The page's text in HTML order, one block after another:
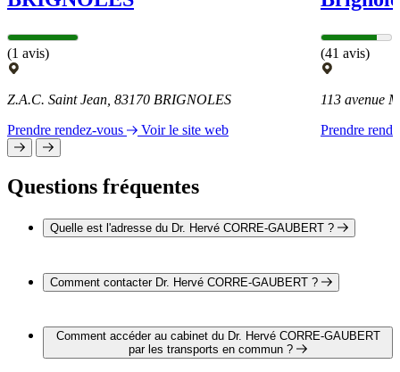
(1 avis)
Z.A.C. Saint Jean, 83170 BRIGNOLES
Prendre rendez-vous
Voir le site web
(41 avis)
113 avenue
Prendre
Questions fréquentes
Quelle est l'adresse du Dr. Hervé CORRE-GAUBERT ?
boulevard Saint-Louis 83170 BRIGNOLES
Comment contacter Dr. Hervé CORRE-GAUBERT ?
par téléphone au 07 89 24 09 56.
Comment accéder au cabinet du Dr. Hervé CORRE-GAUBERT
par les transports en commun ?